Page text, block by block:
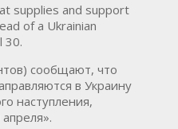
supplies and support
of a Ukrainian
30.
сообщают, что
в Украину
наступления,